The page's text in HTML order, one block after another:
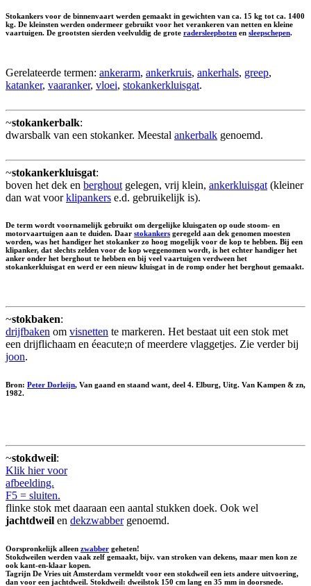
Stokankers voor de binnenvaart werden gemaakt in gewichten van ca. 15 kg tot ca. 1400
kg. De kleinsten werden ondermeer gebruikt voor het verankeren van netten en kleine
vaartuigen. De grootsten sierden veelvuldig de grote radersleepboten en sleepschepen.
Gerelateerde termen: ankerarm, ankerkruis, ankerhals, greep,
katanker, vaaranker, vloei, stokankerkluisgat.
~stokankerbalk:
dwarsbalk van een stokanker. Meestal ankerbalk genoemd.
~stokankerkluisgat:
boven het dek en berghout gelegen, vrij klein, ankerkluisgat (kleiner
dan wat voorklipankers e.d. gebruikelijk is).
De term wordt voornamelijk gebruikt om dergelijke kluisgaten op oude stoom- en
motorvaartuigen aan te duiden. Daar stokankers geregeld aan dek genomen moesten
worden, was het handiger het stokanker zo hoog mogelijk voor de kop te hebben. Bij een
klipanker, dat slechts zelden voor de kop weggenomen wordt, is het echter handiger het
anker onder het berghout te hebben en bij veel vaartuigen verdween het
stokankerkluisgat en werd er een nieuw kluisgat in de romp onder het berghout gemaakt.
~stokbaken:
drijfbaken om visnetten te markeren. Het bestaat uit een stok met
een drijflichaam en éeacute;n of meerdere vlaggetjes. Zie verder bij
joon.
Bron: Peter Dorleijn, Van gaand en staand want, deel 4. Elburg, Uitg. Van Kampen & zn,
1982.
~stokdweil:
Klik hier voor
afbeelding.
F5 = sluiten.
flinke stok met daaraan een aantal stukken doek. Ook wel
jachtdweil en dekzwabbergenoemd.
Oorspronkelijk alleen zwabber geheten!
Stokdweilen werden vaak zelf gemaakt, bijv. van stroken van dekens, maar men kon ze
ook kant-en-klaar kopen.
Tagrijn De Vries uit Amsterdam vermeldt voor een stokdweil een iets andere uitvoering,
dan voor een jachtdweil. Stokdweil: dweilstok 150 cm lang en 35 mm in doorsnede.